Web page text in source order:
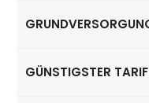
Strompreise in
GÜNSTIGSTER TARIF